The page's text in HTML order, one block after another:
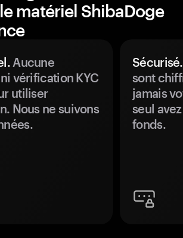
matériel ShibaDoge
Aucune
vérification KYC
utiliser
Nous ne suivons
Sécurisé.
sont
jamais
seul
fonds.